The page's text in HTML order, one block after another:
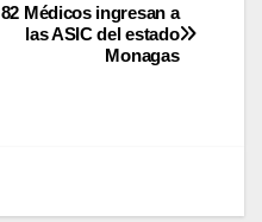
82 Médicos ingresan a
las ASIC del estado
Monagas